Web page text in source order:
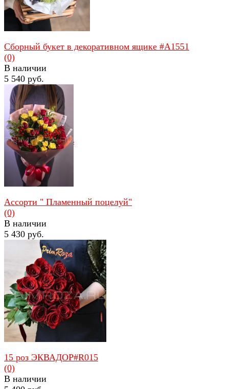
избранное сравнить
Сборный букет в декоративном ящике #A1551
(0)
В наличии
5 540 руб.
избранное сравнить
Ассорти " Пламенный поцелуй"
(0)
В наличии
5 430 руб.
15 роз ЭКВАДОР#R015
(0)
В наличии